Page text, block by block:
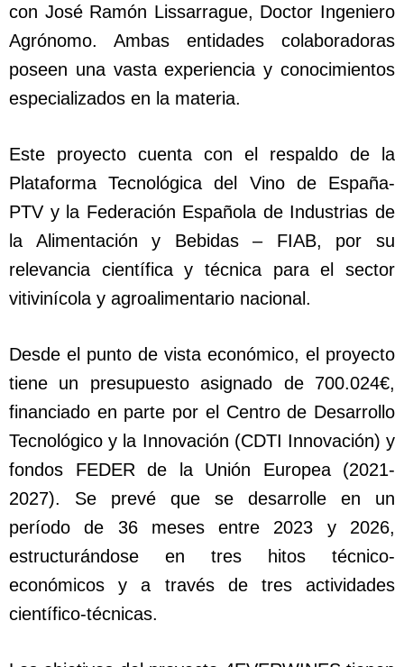
con José Ramón Lissarrague, Doctor Ingeniero
Agrónomo. Ambas entidades colaboradoras
poseen una vasta experiencia y conocimientos
especializados en la materia.
Este proyecto cuenta con el respaldo de la
Plataforma Tecnológica del Vino de España-
PTV y la Federación Española de Industrias de
la Alimentación y Bebidas – FIAB, por su
relevancia científica y técnica para el sector
vitivinícola y agroalimentario nacional.
Desde el punto de vista económico, el proyecto
tiene un presupuesto asignado de 700.024€,
financiado en parte por el Centro de Desarrollo
Tecnológico y la Innovación (CDTI Innovación) y
fondos FEDER de la Unión Europea (2021-
2027). Se prevé que se desarrolle en un
período de 36 meses entre 2023 y 2026,
estructurándose en tres hitos técnico-
económicos y a través de tres actividades
científico-técnicas.